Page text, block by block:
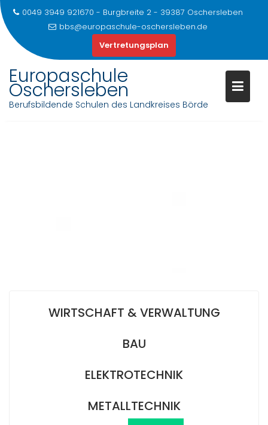
Skip
content
0049 3949 921670 - Burgbreite 2 - 39387 Oschersleben
bbs@europaschule-oschersleben.de
Vertretungsplan
Europaschule
Oschersleben
Berufsbildende Schulen des Landkreises Börde
WIRTSCHAFT & VERWALTUNG
BAU
ELEKTROTECHNIK
METALLTECHNIK